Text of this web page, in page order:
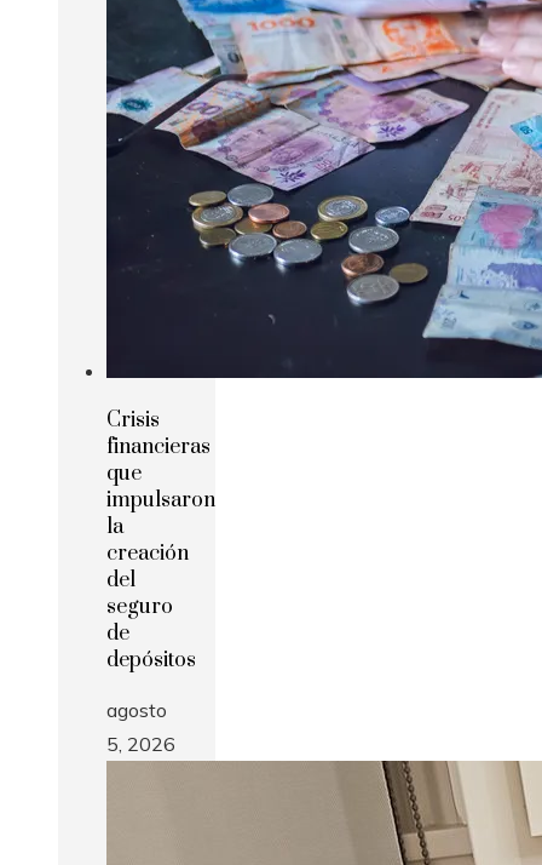
Crisis
financieras
que
impulsaron
la
creación
del
seguro
de
depósitos
agosto
5, 2026